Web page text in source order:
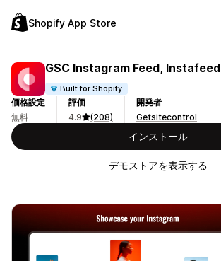
Shopify App Store
GSC Instagram Feed, Instafeed
Built for Shopify
価格設定
無料
評価
4.9
(208)
開発者
Getsitecontrol
インストール
デモストアを表示する